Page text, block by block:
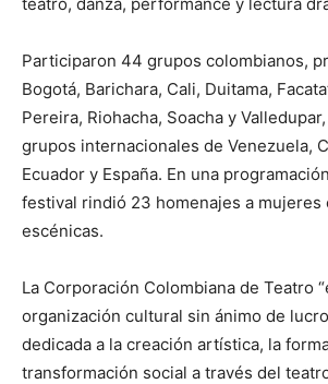
Participaron 44 grupos colombianos,
Bogotá, Barichara, Cali, Duitama,
Pereira, Riohacha, Soacha y
grupos internacionales de Venezuela,
Ecuador y España. En una
festival rindió 23 homenajes a mujeres
escénicas.
La Corporación Colombiana de Teatro
organización cultural sin ánimo de
dedicada a la creación artística, la
transformación social a través del